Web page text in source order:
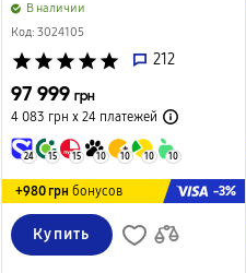
B наличии
Код: 3024105
star star star star star 212
97 999 грн
4 083 грн х 24 платежей
24 15 15 10 10 10 10
+980 грн бонусов -3%
Купить